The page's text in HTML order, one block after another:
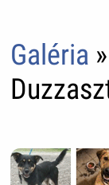
Galéria »